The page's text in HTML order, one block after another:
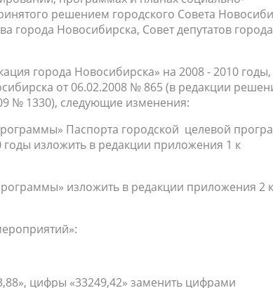
решением городского Совета
города Новосибирска, Совет депутатов города
города Новосибирска» на 2008 - 2010 годы,
от 06.02.2008 № 865 (в редакции
№ 1330), следующие изменения:
Паспорта городской целевой
изложить в редакции приложения 1 к
изложить в редакции приложения 2 к
цифры «33249,42» заменить цифрами